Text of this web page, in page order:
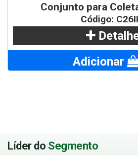
Conjunto para
Código:
Adicionar
Líder do Segmento